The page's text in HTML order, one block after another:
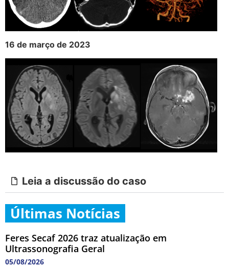
16 de março de 2023
Leia a discussão do caso
Últimas Notícias
Feres Secaf 2026 traz atualização em
Ultrassonografia Geral
05/08/2026